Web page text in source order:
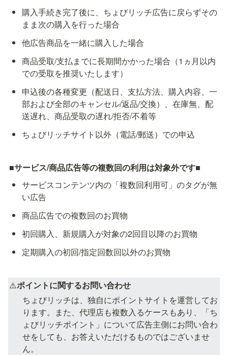
購入手続き完了後に、ちょびリッチ広告に戻らずその
まま次の購入を行った場合
他広告商品を一緒に購入した場合
商品受取/支払までに長期間かかった場合（1ヵ月以内
での受取を推奨いたします）
申込後の各種変更（配送日、支払方法、購入内容、一
部および全部のキャンセル/返品/交換）、在庫無、配
送遅れ、商品受取の遅れ/拒否/不着等
ちょびリッチサイト以外（電話/郵送）での申込
■サービス/商品広告等の複数回の利用は対象外です■
サービスコンテンツ内の「複数回利用可」のタグが無
い広告
商品広告での複数回のお買物
初回購入、新規購入が対象の2回目以降のお買物
定期購入の初回/指定回数回以外のお買物
⚠️ポイントに関するお問い合わせ
ちょびリッチは、独自にポイントサイトを運営してお
ります。また、代理店も複数入るケースもあり、「ち
ょびリッチポイント」について広告主側にお問い合わ
せをしても、お答えいただけるものではございませ
ん。